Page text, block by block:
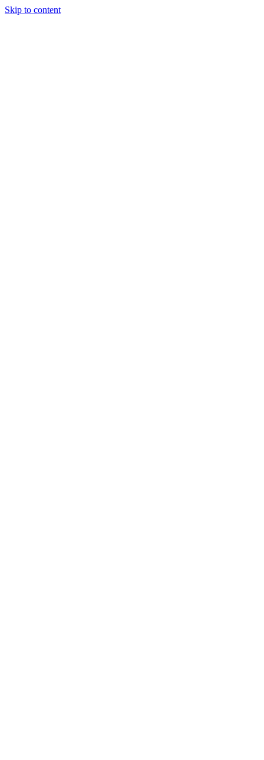
Skip to content